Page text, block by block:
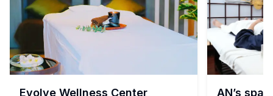
Evolve Wellness Center AN’s spa